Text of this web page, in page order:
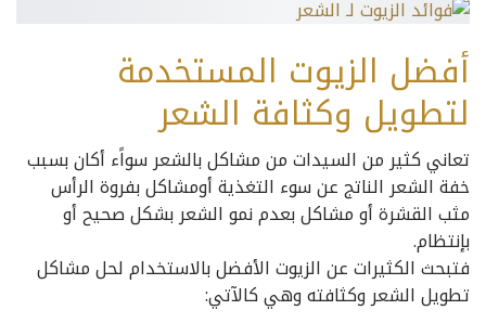
أفضل الزيوت المستخدمة
لتطويل وكثافة الشعر
تعاني كثير من السيدات من مشاكل بالشعر سواًء أكان بسبب
خفة الشعر الناتج عن سوء التغذية أومشاكل بفروة الرأس
مثب القشرة أو مشاكل بعدم نمو الشعر بشكل صحيح أو
بإنتظام.
فتبحث الكثيرات عن الزيوت الأفضل بالاستخدام لحل مشاكل
تطويل الشعر وكثافته وهي كالآتي: